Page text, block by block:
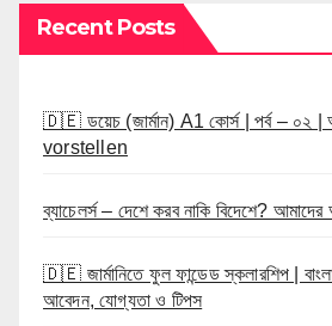
Recent Posts
🇩🇪 ডয়েচ (জার্মান) A1 কোর্স | পর্ব – ০২ |
vorstellen
ব্যাচেলর্স – দেশে করব নাকি বিদেশে?
🇩🇪 জার্মানিতে ফুল ফান্ডেড স্কলারশিপ |
আবেদন, যোগ্যতা ও টিপস